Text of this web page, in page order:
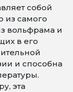
собой
из самого
вольфрама и
в его
и способна
эта